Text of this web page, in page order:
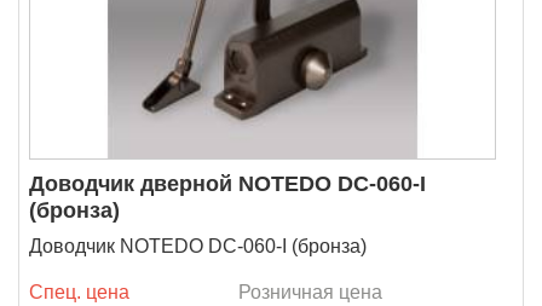
Доводчик дверной NOTEDO DC-060-I
(бронза)
Доводчик NOTEDO DC-060-I (бронза)
Спец. цена Розничная цена